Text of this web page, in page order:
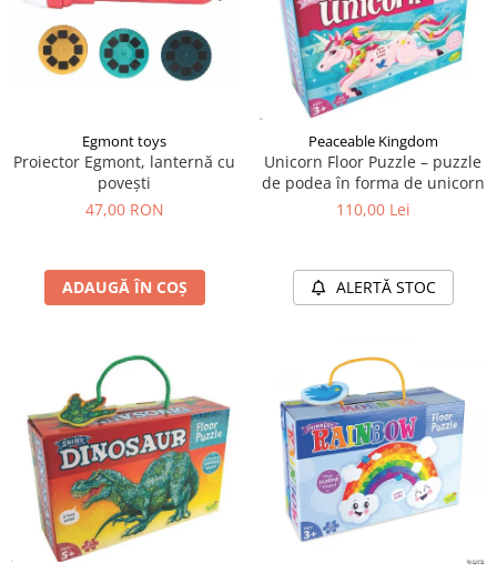
Egmont toys
Proiector Egmont, lanternă cu
povești
47,00 RON
ADAUGĂ ÎN COȘ
Peaceable Kingdom
Unicorn Floor Puzzle – puzzle
de podea în forma de unicorn
110,00 Lei
ALERTĂ STOC